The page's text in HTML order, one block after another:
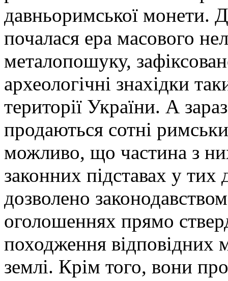
давньоримської монети.
почалася ера масового
металопошуку,
археологічні знахідки
території України. А
продаються сотні
можливо, що частина з
законних підставах у тих
дозволено
оголошеннях прямо
походження відповідних
землі. Крім того, вони